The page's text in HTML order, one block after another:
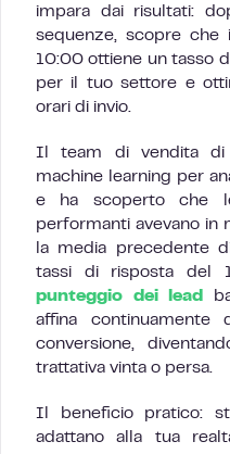
impara dai risultati:
sequenze, scopre che
10:00 ottiene un tasso
per il tuo settore e
orari di invio.
Il team di vendita di
machine learning per
e ha scoperto che
performanti avevano in
la media precedente
tassi di risposta del
punteggio dei lead
affina continuamente
conversione,
trattativa vinta o persa.
Il beneficio pratico:
adattano alla tua